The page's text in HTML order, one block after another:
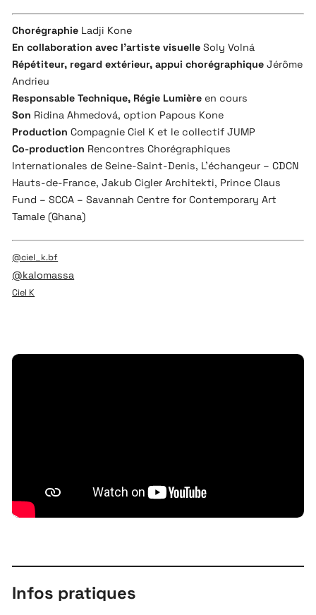
Chorégraphie Ladji Kone
En collaboration avec l’artiste visuelle Soly Volná
Répétiteur, regard extérieur, appui chorégraphique Jérôme
Andrieu
Responsable Technique, Régie Lumière en cours
Son Ridina Ahmedová, option Papous Kone
Production Compagnie Ciel K et le collectif JUMP
Co-production Rencontres Chorégraphiques
Internationales de Seine-Saint-Denis, L’échangeur – CDCN
Hauts-de-France, Jakub Cigler Architekti, Prince Claus
Fund – SCCA – Savannah Centre for Contemporary Art
Tamale (Ghana)
@ciel_k.bf
@kalomassa
Ciel K
Infos pratiques